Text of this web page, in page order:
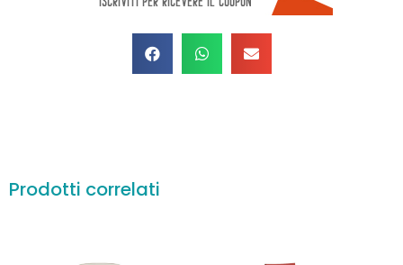
Prodotti correlati